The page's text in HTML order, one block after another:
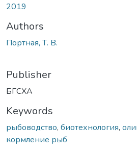
2019
Authors
Портная, Т. В.
Publisher
БГСХА
Keywords
рыбоводство, биотехнология,
кормление рыб